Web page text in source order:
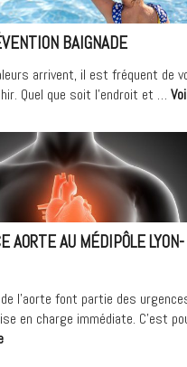
BAIGNADE
arrivent, il est fréquent de
Quel que soit l’endroit et …
AORTE AU MÉDIPÔLE LYON-
l’aorte font partie des
en charge immédiate. C’est
« La